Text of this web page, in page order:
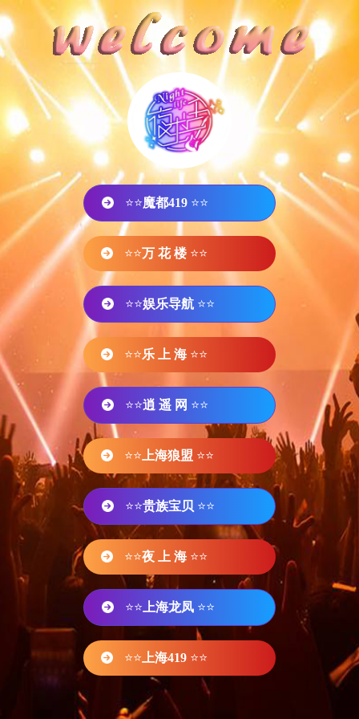
⭐⭐魔都419 ⭐⭐
⭐⭐万 花 楼 ⭐⭐
⭐⭐娱乐导航 ⭐⭐
⭐⭐乐 上 海 ⭐⭐
⭐⭐逍 遥 网 ⭐⭐
⭐⭐ 上海狼盟 ⭐⭐
⭐⭐贵族宝贝 ⭐⭐
⭐⭐夜 上 海 ⭐⭐
⭐⭐ 上海龙凤 ⭐⭐
⭐⭐ 上海419 ⭐⭐